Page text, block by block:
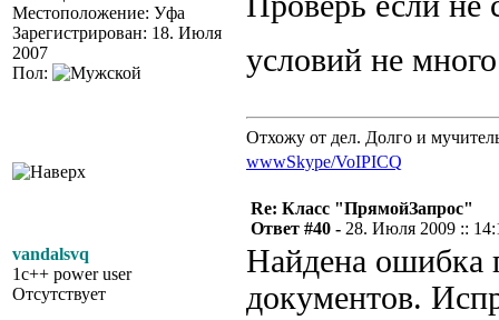
Местоположение: Уфа
Зарегистрирован: 18. Июля
2007
Пол:
условий не
Отхожу от дел. Долго и
wwwSkype/VoIPICQ
vandalsvq
1c++ power user
Отсутствует
Re: Класс "ПрямойЗапрос"
Ответ #40 - 28. Июля 2009 ::
Найдена ошибка
документов.